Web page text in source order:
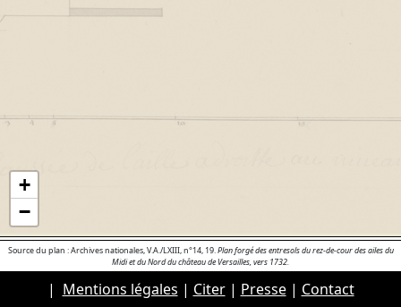
+
−
Source du plan : Archives nationales, V.A./LXIII, n°14, 19.Plan forgé des entresols du rez-de-cour des ailes du
Midi et du Nord du château de Versailles, vers 1732.
| Mentions légales | Citer| Presse| Contact